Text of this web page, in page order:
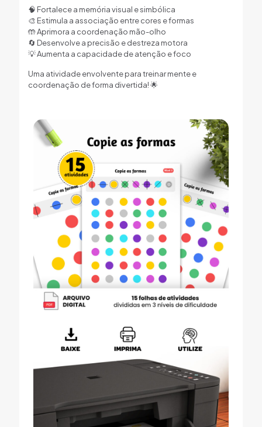
🧠 Fortalece a memória visual e simbólica
🎨 Estimula a associação entre cores e formas
🤲 Aprimora a coordenação mão-olho
🔄 Desenvolve a precisão e destreza motora
💡 Aumenta a capacidade de atenção e foco
Uma atividade envolvente para treinar mente e
coordenação de forma divertida! 🌟